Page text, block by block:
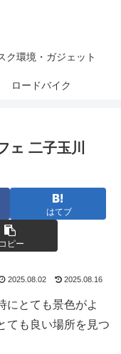
ク環境・ガジェット
ロードバイク
ェ 二子玉川
はてブ
コピー
2025.08.02 2025.08.16
にとても景色がよ
ても良い場所を見つ